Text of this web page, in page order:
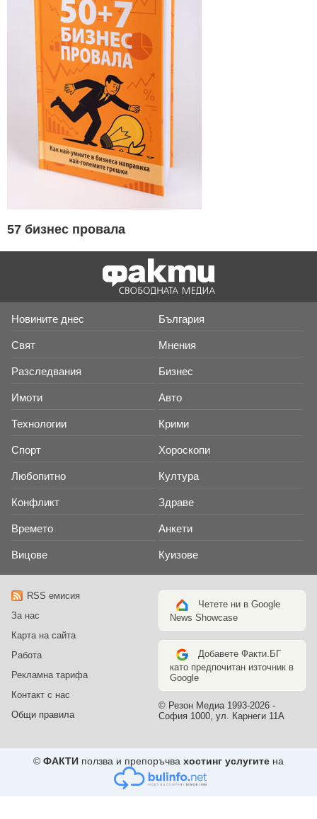
57 бизнес провала
Новините днес България
Свят Мнения
Разследвания Бизнес
Имоти Авто
Технологии Крими
Спорт Хороскопи
Любопитно Култура
Конфликт Здраве
Времето Анкети
Вицове Куизове
RSS емисия
За нас
Карта на сайта
Работа
Рекламна тарифа
Контакт с нас
Общи правила
Четете ни в Google
News Showcase
Добавете Факти.БГ
като предпочитан източник в
Google
© Резон Медиа 1993-2026 -
София 1000, ул. Карнеги 11А
© ФАКТИ ползва и препоръчва хостинг услугите на